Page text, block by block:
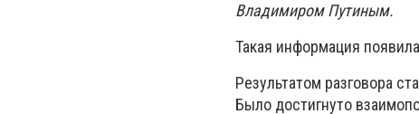
Владимиром Путиным.
Такая информация
Результатом разговора
Было достигнуто